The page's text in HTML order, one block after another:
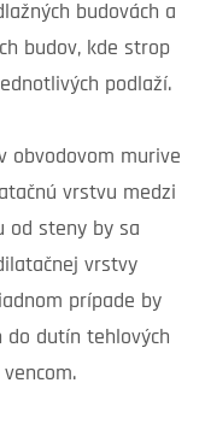
budovách a
budov, kde strop
podlaží.
obvodovom murive
vrstvu medzi
od steny by sa
vrstvy
prípade by
dutín tehlových